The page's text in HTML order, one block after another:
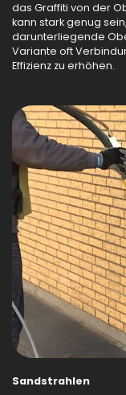
das Graffiti von der
kann stark genug
darunterliegende
Variante oft
Effizienz zu erhöhen.
Sandstrahlen